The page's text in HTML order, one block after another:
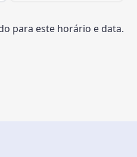
para este horário e data.